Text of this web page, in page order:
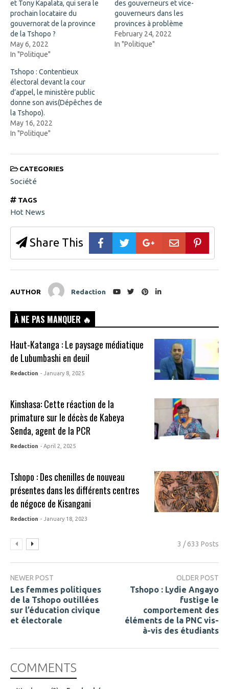
O
p
e
n
s
i
n
n
e
w
i
n
d
o
w
)
n
e
w
w
i
n
et Tony Kapalata, qui sera le
prochain locataire du
gouvernorat de la province
de la Tshopo ?
May 6, 2022
In "Politique"
des gouverneurs et vice-
gouverneurs dans les
provinces à problème
February 24, 2022
In "Politique"
Tshopo : Contentieux
électoral devant la cour
d’appel, le ministère public
donne son avis(Dépêches de
la Tshopo).
May 16, 2022
In "Politique"
CATEGORIES
Société
TAGS
Hot News
Share This
AUTHOR Redaction
À NE PAS MANQUER 🔥
Haut-Katanga : Le paysage médiatique
de Lubumbashi en deuil
Redaction - January 8, 2025
Kinshasa: Cette réaction de la
primature sur le décès de Kabeya
Senda, agent de la PCR
Redaction - April 2, 2025
Tshopo : Des chenilles de nouveau
présentes dans les différents centres
de négoce de Kisangani
Redaction - January 18, 2023
3 / 633 Posts
NEWER POST
Les femmes politiques
de la Tshopo outillées
sur l’éducation civique
et électorale
OLDER POST
Tshopo : Lydie Angayo
fustige le
comportement des
éléments de la PNC vis-
à-vis des étudiants
COMMENTS